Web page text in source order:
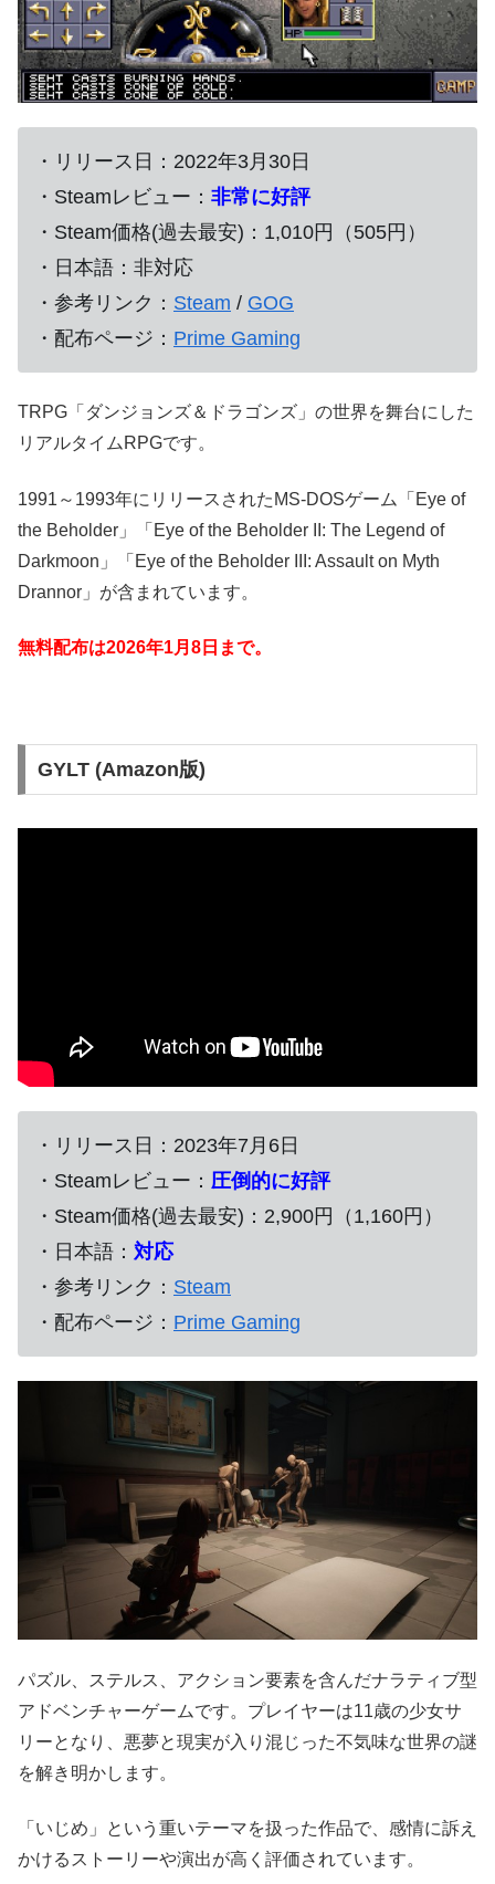
・リリース日：2022年3月30日
・Steamレビュー： 非常に好評
・Steam価格(過去最安)：1,010円（505円）
・日本語：非対応
・参考リンク： Steam / GOG
・配布ページ： Prime Gaming
TRPG「ダンジョンズ＆ドラゴンズ」の世界を舞台にした
リアルタイムRPGです。
1991～1993年にリリースされたMS-DOSゲーム「Eye of
the Beholder」「Eye of the Beholder II: The Legend of
Darkmoon」「Eye of the Beholder III: Assault on Myth
Drannor」が含まれています。
無料配布は2026年1月8日 まで。
GYLT (Amazon版)
・リリース日：2023年7月6日
・Steamレビュー： 圧倒的に好評
・Steam価格(過去最安)：2,900円（1,160円）
・日本語： 対応
・参考リンク： Steam
・配布ページ： Prime Gaming
パズル、ステルス、アクション要素を含んだナラティブ型
アドベンチャーゲームです。プレイヤーは11歳の少女サ
リーとなり、悪夢と現実が入り混じった不気味な世界の謎
を解き明かします。
「いじめ」という重いテーマを扱った作品で、感情に訴え
かけるストーリーや演出が高く評価されています。